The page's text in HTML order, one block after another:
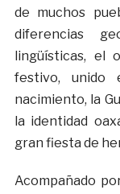
de muchos
diferencias
lingüísticas, el
festivo, unido
nacimiento, la
la identidad
gran fiesta de
Acompañado